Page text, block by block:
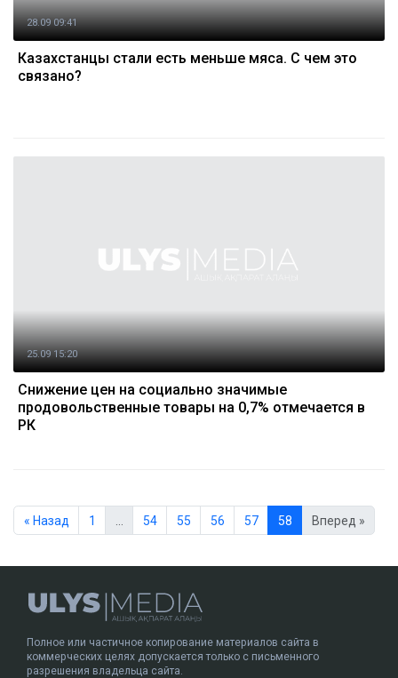
28.09 09:41
Казахстанцы стали есть меньше мяса. С чем это
связано?
25.09 15:20
Снижение цен на социально значимые
продовольственные товары на 0,7% отмечается в
РК
« Назад 1 54 55 56 57 58 Вперед »
Полное или частичное копирование материалов сайта в
коммерческих целях допускается только с письменного
разрешения владельца сайта.